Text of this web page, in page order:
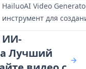
AI Short Clips Generator
HailuoAI Video
инструмент для
видео с поддержкой
который за
генерирует
высококачественные
ИИ-
Лучший